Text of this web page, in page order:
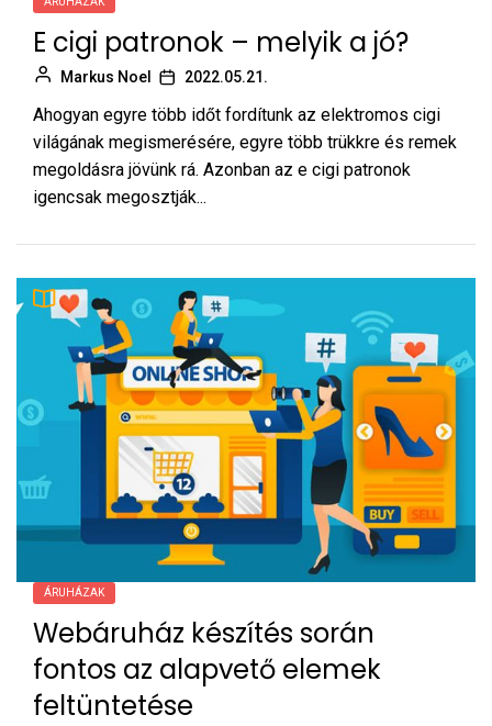
E cigi patronok – melyik a jó?
Markus Noel 2022.05.21.
Ahogyan egyre több időt fordítunk az elektromos cigi
világának megismerésére, egyre több trükkre és remek
megoldásra jövünk rá. Azonban az e cigi patronok
igencsak megosztják...
ÁRUHÁZAK
Webáruház készítés során
fontos az alapvető elemek
feltüntetése